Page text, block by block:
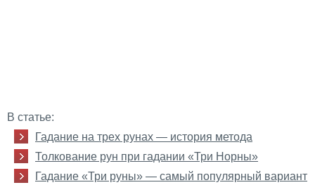
В статье:
Гадание на трех рунах — история метода
Толкование рун при гадании «Три Норны»
Гадание «Три руны» — самый популярный вариант